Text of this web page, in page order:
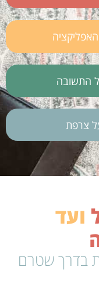
התשובה
צרפת
ועד
בדרך שטרם